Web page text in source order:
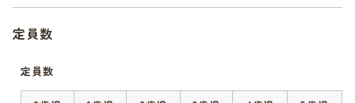
定員数
定員数